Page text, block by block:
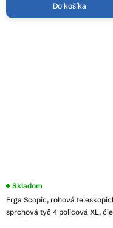
Do košíka
Erga Scopic, rohová
sprchová tyč 4 policová XL,
matná, ERG-YKA-CH.SCOPIC-
Skladom